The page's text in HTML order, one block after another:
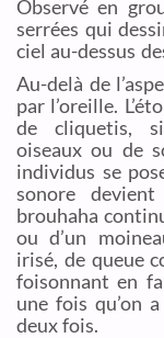
Observé en
serrées qui
ciel au-dessus
Au-delà de
par l’oreille.
de cliquetis,
oiseaux ou de
individus se
sonore
brouhaha
ou d’un
irisé, de queue
foisonnant en
une fois qu’on
deux fois.